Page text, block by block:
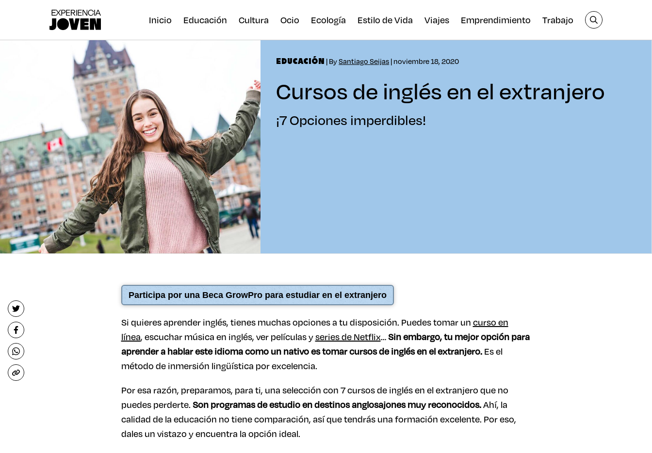
Inicio Educación Cultura Ocio Ecología Estilo de Vida Viajes Emprendimiento Trabajo
EDUCACIÓN | BySantiago Seijas| noviembre 18, 2020
Cursos de inglés en el extranjero
¡7 Opciones imperdibles!
Participa por una Beca GrowPro para estudiar en el extranjero
Si quieres aprender inglés, tienes muchas opciones a tu disposición. Puedes tomar uncurso en
línea, escuchar música en inglés, ver películas yseries de Netflix…Sin embargo, tu mejor opción para
aprender a hablar este idioma como un nativo es tomar cursos de inglés en el extranjero.Es el
método de inmersión lingüística por excelencia.
Por esa razón, preparamos, para ti, una selección con 7 cursos de inglés en el extranjero que no
puedes perderte.Son programas de estudio en destinos anglosajones muy reconocidos.Ahí, la
calidad de la educación no tiene comparación, así que tendrás una formación excelente. Por eso,
dales un vistazo y encuentra la opción ideal.